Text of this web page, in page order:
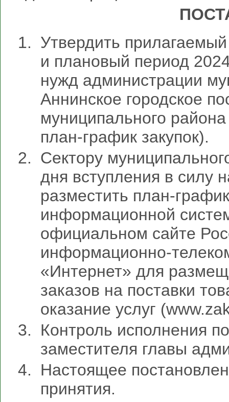
Утвердить
и плановый период
нужд администрации
Аннинское городское
муниципального
план-график закупок).
Сектору
дня вступления в силу
разместить план-
информационной
официальном сайте
информационно-
«Интернет» для
заказов на поставки
оказание услуг
Контроль исполнения
заместителя главы
Настоящее
принятия.